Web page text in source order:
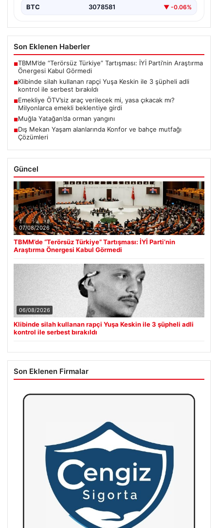
BTC 3078581 ▼ -0.06%
Son Eklenen Haberler
■TBMM’de “Terörsüz Türkiye” Tartışması: İYİ Parti’nin Araştırma
Önergesi Kabul Görmedi
■Klibinde silah kullanan rapçi Yuşa Keskin ile 3 şüpheli adli
kontrol ile serbest bırakıldı
■Emekliye ÖTV’siz araç verilecek mi, yasa çıkacak mı?
Milyonlarca emekli beklentiye girdi
■Muğla Yatağan’da orman yangını
■Dış Mekan Yaşam alanlarında Konfor ve bahçe mutfağı
Çözümleri
Güncel
07/08/2026
TBMM’de “Terörsüz Türkiye” Tartışması: İYİ Parti’nin
Araştırma Önergesi Kabul Görmedi
06/08/2026
Klibinde silah kullanan rapçi Yuşa Keskin ile 3 şüpheli adli
kontrol ile serbest bırakıldı
Son Eklenen Firmalar